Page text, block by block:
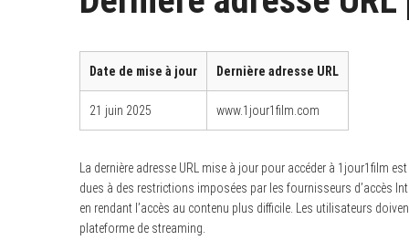
Date de mise à jour Dernière adresse URL
21 juin 2025 www.1jour1film.com
La dernière adresse URL mise à jour pour accéder à 1jour1film
dues à des restrictions imposées par les fournisseurs d’accès
en rendant l’accès au contenu plus difficile. Les utilisateurs
plateforme de streaming.